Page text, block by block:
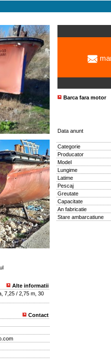
Alte informatii
7,25 / 2,75 m, 30
Contact
Barca fara motor
Data anunt
Categorie
Producator
Model
Lungime
Latime
Pescaj
Greutate
Capacitate
An fabricatie
Stare ambarcatiune